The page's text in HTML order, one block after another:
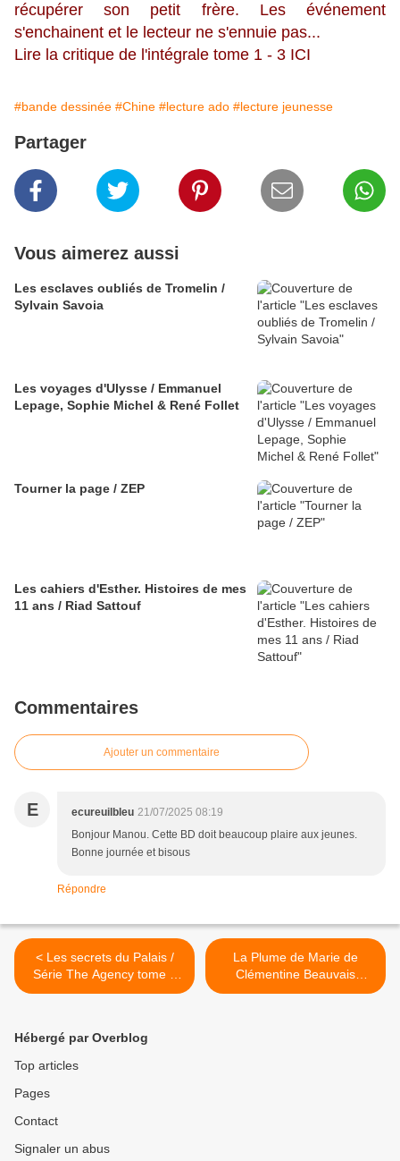
récupérer son petit frère. Les événement
s'enchainent et le lecteur ne s'ennuie pas...
Lire la critique de l'intégrale tome 1 - 3 ICI
#bande dessinée #Chine #lecture ado #lecture jeunesse
Partager
Vous aimerez aussi
Les esclaves oubliés de Tromelin /
Sylvain Savoia
Les voyages d'Ulysse / Emmanuel
Lepage, Sophie Michel & René Follet
Tourner la page / ZEP
Les cahiers d'Esther. Histoires de mes
11 ans / Riad Sattouf
Commentaires
Ajouter un commentaire
E ecureuilbleu 21/07/2025 08:19
Bonjour Manou. Cette BD doit beaucoup plaire aux jeunes.
Bonne journée et bisous
Répondre
< Les secrets du Palais /
Série The Agency tome 3
de Y.S.Lee
La Plume de Marie de
Clémentine Beauvais
illustré par Anaïs Bernabé >
Hébergé par Overblog
Top articles
Pages
Contact
Signaler un abus